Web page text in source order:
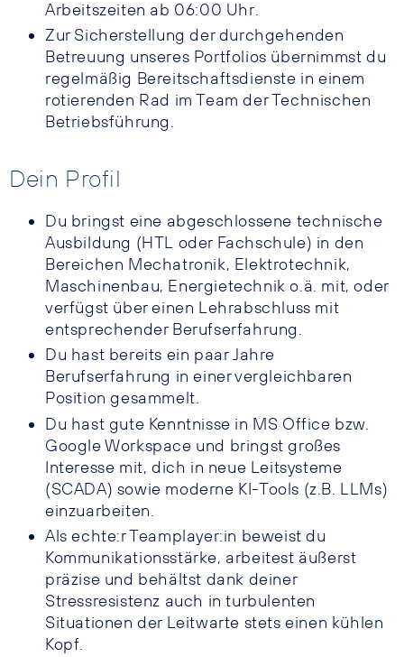
Arbeitszeiten ab 06:00 Uhr.
Zur Sicherstellung der durchgehenden
Betreuung unseres Portfolios übernimmst du
regelmäßig Bereitschaftsdienste in einem
rotierenden Rad im Team der Technischen
Betriebsführung.
Dein Profil
Du bringst eine abgeschlossene technische
Ausbildung (HTL oder Fachschule) in den
Bereichen Mechatronik, Elektrotechnik,
Maschinenbau, Energietechnik o.ä. mit, oder
verfügst über einen Lehrabschluss mit
entsprechender Berufserfahrung.
Du hast bereits ein paar Jahre
Berufserfahrung in einer vergleichbaren
Position gesammelt.
Du hast gute Kenntnisse in MS Office bzw.
Google Workspace und bringst großes
Interesse mit, dich in neue Leitsysteme
(SCADA) sowie moderne KI-Tools (z.B. LLMs)
einzuarbeiten.
Als echte:r Teamplayer:in beweist du
Kommunikationsstärke, arbeitest äußerst
präzise und behältst dank deiner
Stressresistenz auch in turbulenten
Situationen der Leitwarte stets einen kühlen
Kopf.